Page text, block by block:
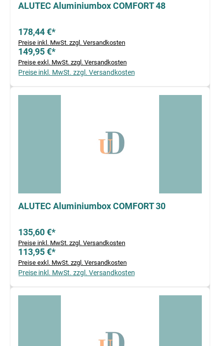
ALUTEC Aluminiumbox COMFORT 48
178,44 €*
Preise inkl. MwSt. zzgl. Versandkosten
149,95 €*
Preise exkl. MwSt. zzgl. Versandkosten
Preise inkl. MwSt. zzgl. Versandkosten
ALUTEC Aluminiumbox COMFORT 30
135,60 €*
Preise inkl. MwSt. zzgl. Versandkosten
113,95 €*
Preise exkl. MwSt. zzgl. Versandkosten
Preise inkl. MwSt. zzgl. Versandkosten